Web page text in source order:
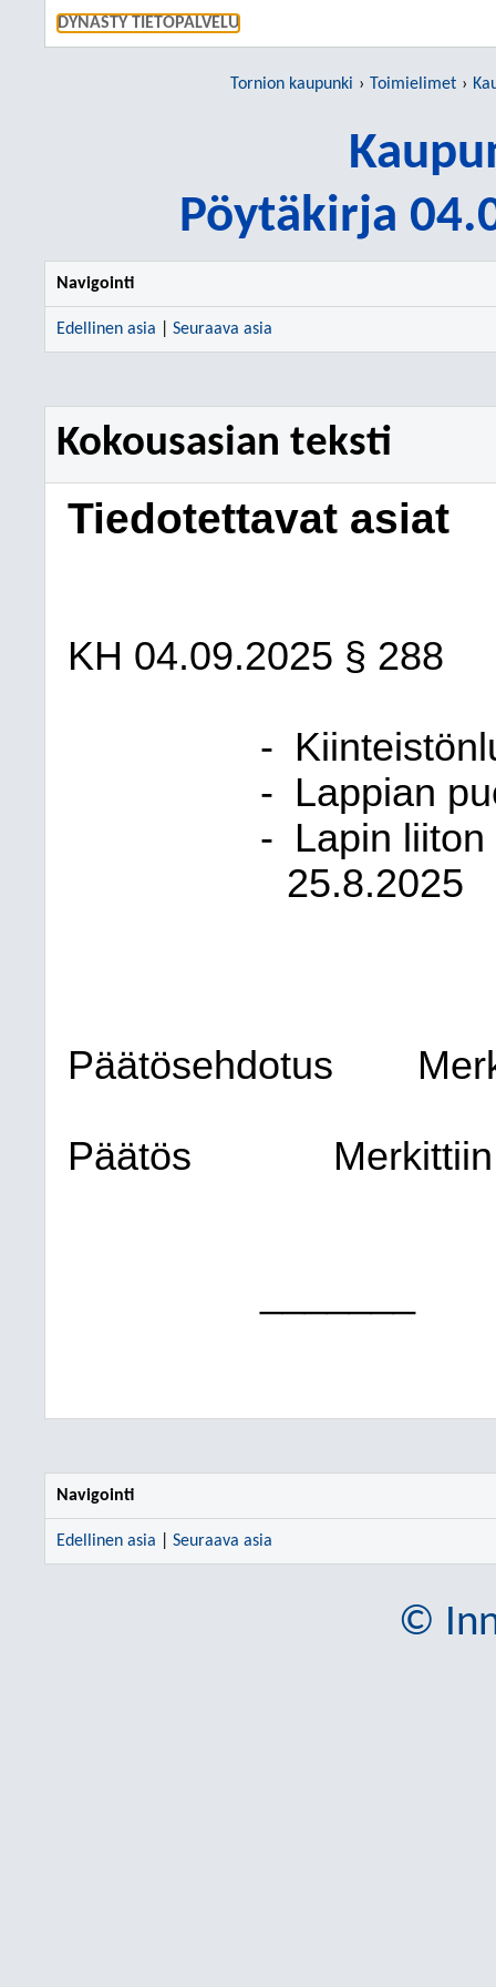
DYNASTY TIETOPALVELU
Tornion kaupunki Toimielimet
Pöytäkirja
Navigointi
Edellinen asia Seuraava asia
Kokousasian teksti
Tiedotettavat asiat
KH 04.09.2025 § 288
-
- Lappian
- Lapin
25.8.2025
Päätösehdotus
Päätös
Navigointi
Edellinen asia Seuraava asia
©